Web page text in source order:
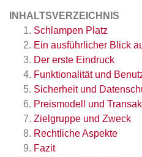
INHALTSVERZEICHNIS
Schlampen Platz
Ein ausführlicher Blick
Der erste Eindruck
Funktionalität und
Sicherheit und
Preismodell und
Zielgruppe und Zweck
Rechtliche Aspekte
Fazit